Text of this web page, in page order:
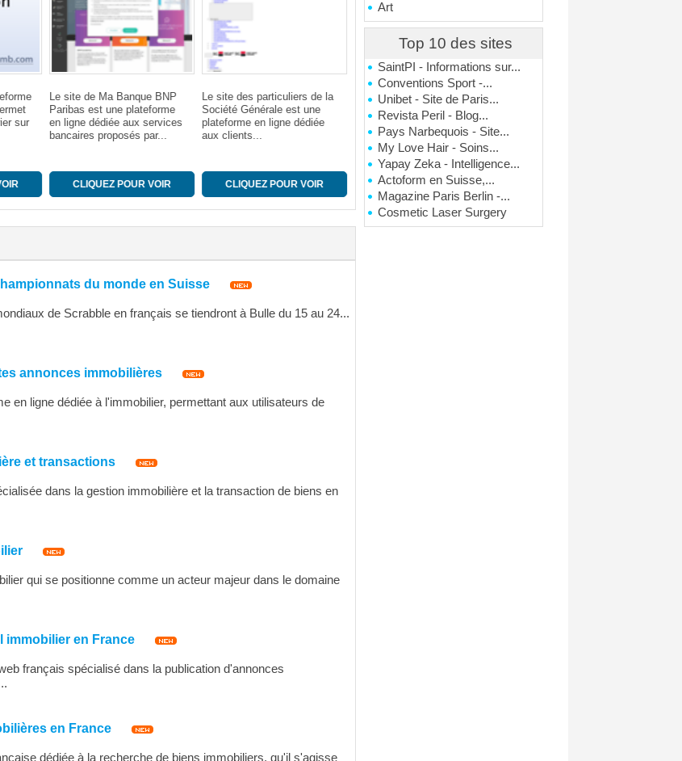
Art
Top 10 des sites
SaintPI - Informations sur...
Conventions Sport -...
Unibet - Site de Paris...
Revista Peril - Blog...
Pays Narbequois - Site...
My Love Hair - Soins...
Yapay Zeka - Intelligence...
Actoform en Suisse,...
Magazine Paris Berlin -...
Cosmetic Laser Surgery
sur
Le site de Ma Banque BNP
Paribas est une plateforme
en ligne dédiée aux services
bancaires proposés par...
CLIQUEZ POUR VOIR
Le site des particuliers de la
Société Générale est une
plateforme en ligne dédiée
aux clients...
CLIQUEZ POUR VOIR
Le site Les Hameaux du Bois
se consacre à la promotion
d'un espace d'hébergement
situé en pleine nature....
CLIQUEZ POUR VOIR
dédié à la promotion de
alimentaires italiens. En...
du monde en Suisse
de Scrabble en français se tiendront à Bulle du 15 au 24...
annonces immobilières
en ligne dédiée à l'immobilier, permettant aux utilisateurs de
et transactions
dans la gestion immobilière et la transaction de biens en
qui se positionne comme un acteur majeur dans le domaine
immobilier en France
français spécialisé dans la publication d'annonces
en France
dédiée à la recherche de biens immobiliers, qu'il s'agisse